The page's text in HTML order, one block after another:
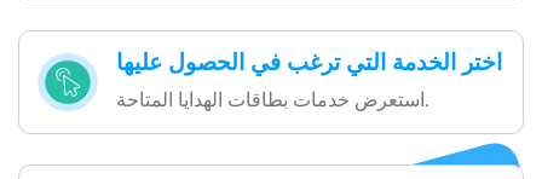
اختر الخدمة التي ترغب في الحصول عليها
استعرض خدمات بطاقات الهدايا المتاحة.